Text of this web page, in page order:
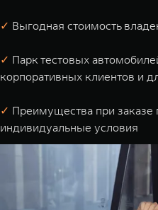
✓ Выгодная стоимость
✓ Парк тестовых
корпоративных клиентов и
✓ Преимущества при заказе
индивидуальные условия